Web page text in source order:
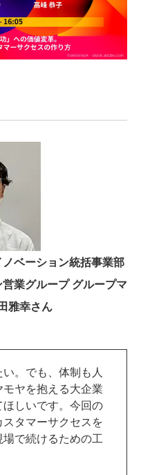
ベーション統括事業部
業グループ グループマ
雅幸さん
。でも、体制も人
ヤを抱える大企業
しいです。今回の
タマーサクセスを
で続けるための工